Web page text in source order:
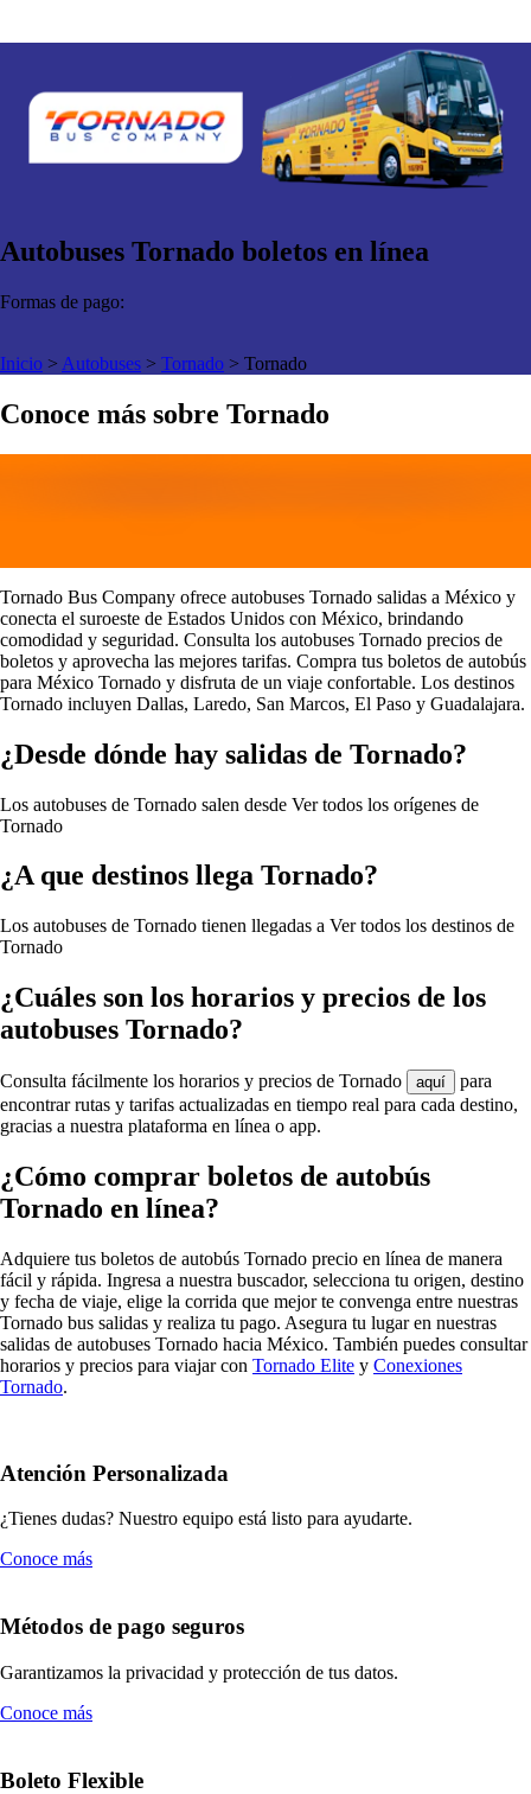
Autobuses Tornado boletos en línea
Formas de pago:
Inicio > Autobuses > Tornado > Tornado
Conoce más sobre Tornado
Tornado Bus Company ofrece autobuses Tornado salidas a México y
conecta el suroeste de Estados Unidos con México, brindando
comodidad y seguridad. Consulta los autobuses Tornado precios de
boletos y aprovecha las mejores tarifas. Compra tus boletos de autobús
para México Tornado y disfruta de un viaje confortable. Los destinos
Tornado incluyen Dallas, Laredo, San Marcos, El Paso y Guadalajara.
¿Desde dónde hay salidas de Tornado?
Los autobuses de Tornado salen desde Ver todos los orígenes de
Tornado
¿A que destinos llega Tornado?
Los autobuses de Tornado tienen llegadas a Ver todos los destinos de
Tornado
¿Cuáles son los horarios y precios de los
autobuses Tornado?
Consulta fácilmente los horarios y precios de Tornado aquí
para
encontrar rutas y tarifas actualizadas en tiempo real para cada destino,
gracias a nuestra plataforma en línea o app.
¿Cómo comprar boletos de autobús
Tornado en línea?
Adquiere tus boletos de autobús Tornado precio en línea de manera
fácil y rápida. Ingresa a nuestra buscador, selecciona tu origen, destino
y fecha de viaje, elige la corrida que mejor te convenga entre nuestras
Tornado bus salidas y realiza tu pago. Asegura tu lugar en nuestras
salidas de autobuses Tornado hacia México. También puedes consultar
horarios y precios para viajar con Tornado Elite y Conexiones
Tornado.
Atención Personalizada
¿Tienes dudas? Nuestro equipo está listo para ayudarte.
Conoce más
Métodos de pago seguros
Garantizamos la privacidad y protección de tus datos.
Conoce más
Boleto Flexible